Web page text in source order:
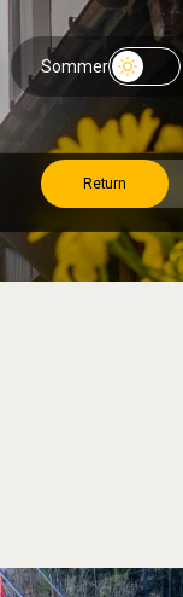
Sommer
Return